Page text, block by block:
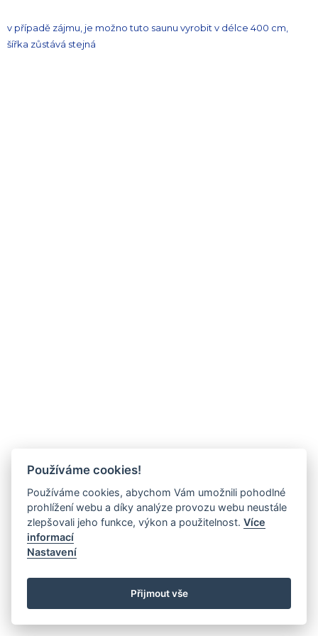
v případě zájmu, je možno tuto saunu vyrobit v délce 400 cm,
šířka zůstává stejná
Používáme cookies!
Používáme cookies, abychom Vám umožnili pohodlné
prohlížení webu a díky analýze provozu webu neustále
zlepšovali jeho funkce, výkon a použitelnost.Více
informací
Nastavení
Přijmout vše